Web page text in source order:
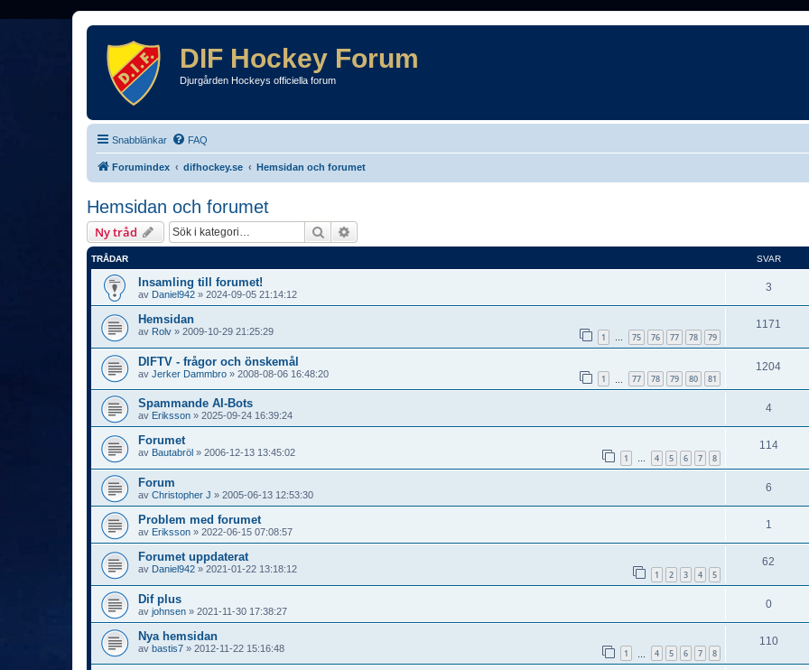
DIF Hockey Forum
Djurgården Hockeys officiella forum
Snabblänkar FAQ
Forumindex difhockey.se Hemsidan och forumet
Hemsidan och forumet
Ny tråd Sök
TRÅDAR SVAR
Insamling till forumet!
av Daniel942 » 2024-09-05 21:14:12
3
Hemsidan
av Rolv » 2009-10-29 21:25:29 1 … 75 76 77 78 79
1171
DIFTV - frågor och önskemål
av Jerker Dammbro » 2008-08-06 16:48:20 1 77 78 79 80 81
1204
Spammande AI-Bots
av Eriksson » 2025-09-24 16:39:24
4
Forumet
av Bautabröl » 2006-12-13 13:45:02 1 … 4 5 6 7 8
114
Forum
av Christopher J » 2005-06-13 12:53:30
6
Problem med forumet
av Eriksson » 2022-06-15 07:08:57
1
Forumet uppdaterat
av Daniel942 » 2021-01-22 13:18:12 1 2 3 4 5
62
Dif plus
av johnsen » 2021-11-30 17:38:27
0
Nya hemsidan
av bastis7 » 2012-11-22 15:16:48 1 4 5 6 7 8
110